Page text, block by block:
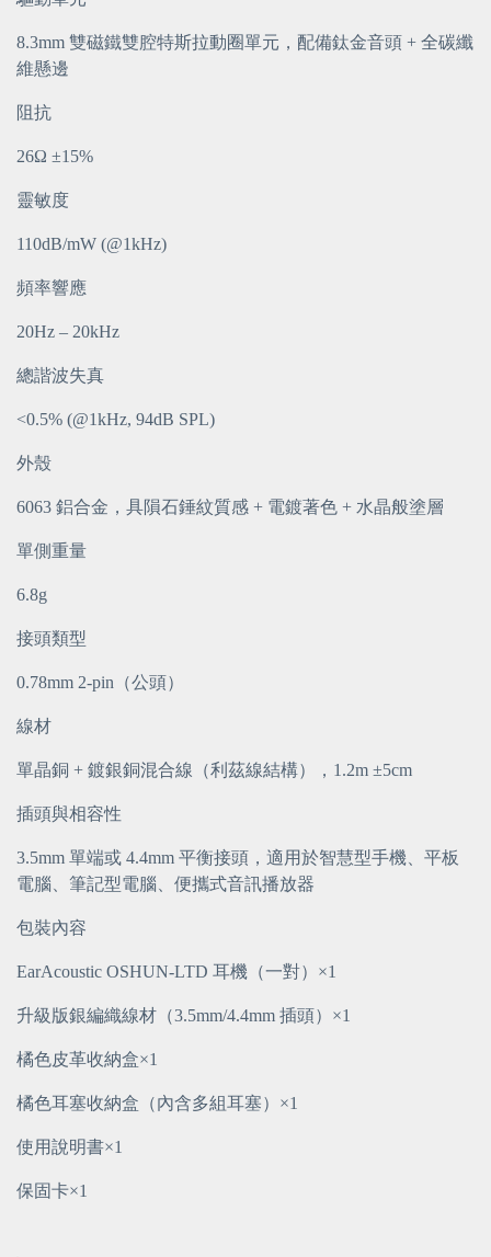
8.3mm 雙磁鐵雙腔特斯拉動圈單元，配備鈦金音頭 + 全碳纖
維懸邊
阻抗
26Ω ±15%
靈敏度
110dB/mW (@1kHz)
頻率響應
20Hz – 20kHz
總諧波失真
<0.5% (@1kHz, 94dB SPL)
外殼
6063 鋁合金，具隕石錘紋質感 + 電鍍著色 + 水晶般塗層
單側重量
6.8g
接頭類型
0.78mm 2-pin（公頭）
線材
單晶銅 + 鍍銀銅混合線（利茲線結構），1.2m ±5cm
插頭與相容性
3.5mm 單端或 4.4mm 平衡接頭，適用於智慧型手機、平板
電腦、筆記型電腦、便攜式音訊播放器
包裝內容
EarAcoustic OSHUN-LTD 耳機（一對）×1
升級版銀編織線材（3.5mm/4.4mm 插頭）×1
橘色皮革收納盒×1
橘色耳塞收納盒（內含多組耳塞）×1
使用說明書×1
保固卡×1